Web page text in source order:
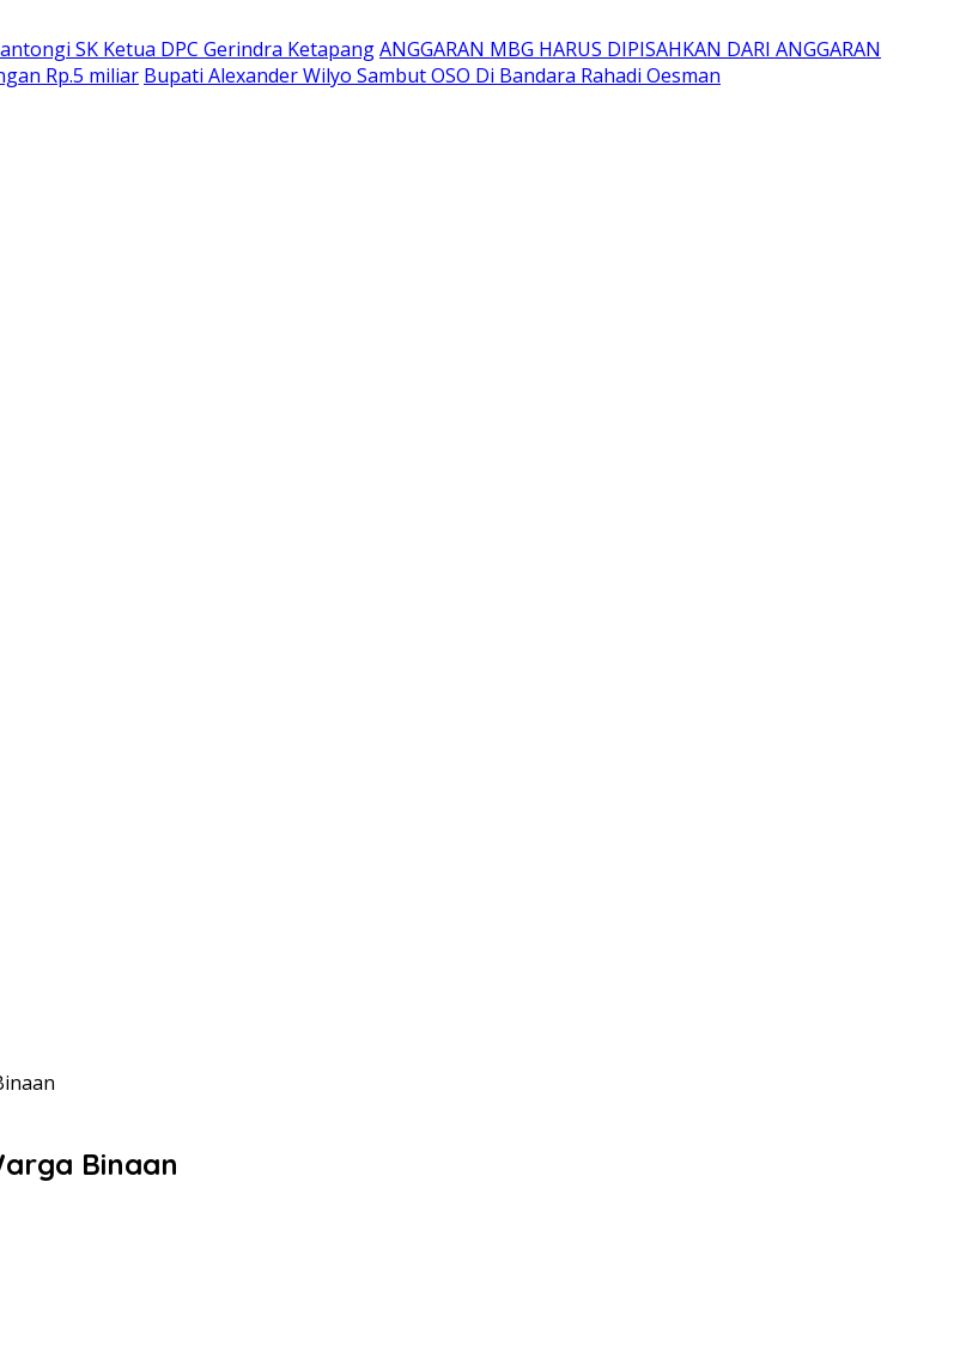
SK Ketua DPC Gerindra KetapangANGGARAN MBG HARUS DIPISAHKAN DARI ANGGARAN
Rp.5 miliar Bupati Alexander Wilyo Sambut OSO Di Bandara Rahadi Oesman
Binaan